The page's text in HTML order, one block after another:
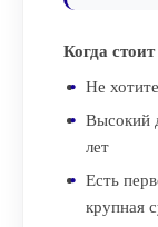
Когда
Не
Высокий
лет
Есть
крупная